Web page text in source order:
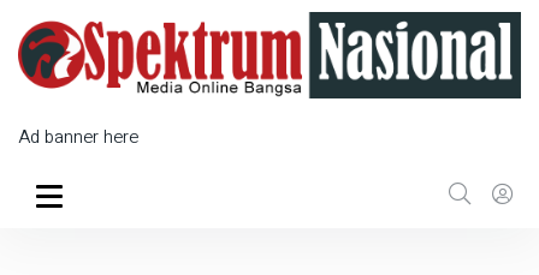
Ad banner here